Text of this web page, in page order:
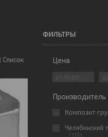
Список
ФИЛЬТРЫ
Цена
Производитель
Композит
Челябинский